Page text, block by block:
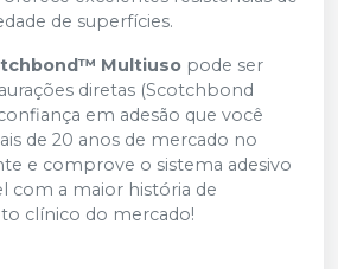
de superfícies.
Multiuso pode ser
diretas (Scotchbond
em adesão que você
de 20 anos de mercado no
e comprove o sistema adesivo
com a maior história de
clínico do mercado!